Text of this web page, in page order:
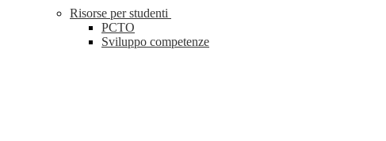
Risorse per studenti
PCTO
Sviluppo competenze